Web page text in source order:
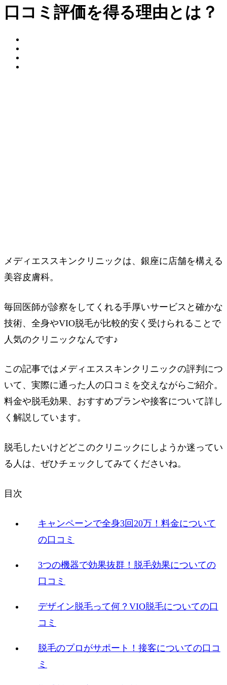
口コミ評価を得る理由とは？
メディエススキンクリニックは、銀座に店舗を構える
美容皮膚科。
毎回医師が診察をしてくれる手厚いサービスと確かな
技術、全身やVIO脱毛が比較的安く受けられることで
人気のクリニックなんです♪
この記事ではメディエススキンクリニックの評判につ
いて、実際に通った人の口コミを交えながらご紹介。
料金や脱毛効果、おすすめプランや接客について詳し
く解説しています。
脱毛したいけどどこのクリニックにしようか迷ってい
る人は、ぜひチェックしてみてくださいね。
目次
キャンペーンで全身3回20万！料金について
の口コミ
3つの機器で効果抜群！脱毛効果についての
口コミ
デザイン脱毛って何？VIO脱毛についての口
コミ
脱毛のプロがサポート！接客についての口コ
ミ